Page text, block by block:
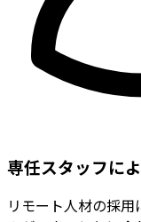
専任スタッフに
リモート人材の採